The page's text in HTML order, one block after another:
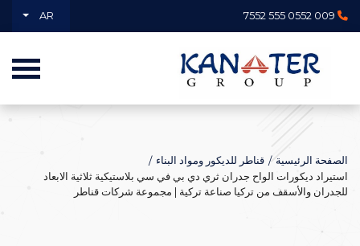
009 0552 555 7552
AR
الصفحة الرئيسية
قناطر للديكور ومواد البناء
استيراد ديكورات الواح جدران ثري دي بي في سي بلاستيكية ثلاثية الابعاد
للجدران والأسقف من تركيا صناعة تركية | مجموعة شركات قناطر